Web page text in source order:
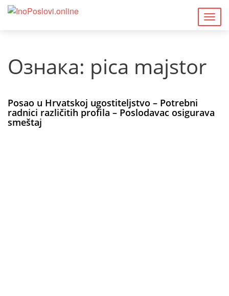
Ознака: pica majstor
Posao u Hrvatskoj ugostiteljstvo – Potrebni
radnici različitih profila – Poslodavac osigurava
smeštaj